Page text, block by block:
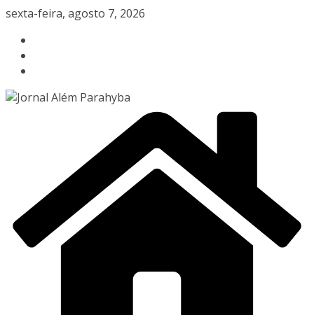
Pular
conteúdo
sexta-feira, agosto 7, 2026